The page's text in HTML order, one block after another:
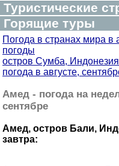
Туристические
Горящие туры
Погода в странах мира в
погоды
остров Сумба,
погода в августе,
Амед - погода на
сентябре
Амед, остров Бали,
завтра: